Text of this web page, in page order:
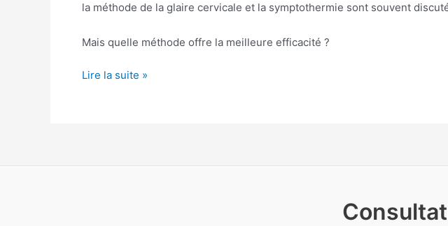
la méthode de la glaire cervicale et la symptothermie sont souvent
Mais quelle méthode offre la meilleure efficacité ?
Glaire
ou
?
Lire la suite »